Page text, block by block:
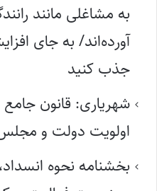
به مشاغلی مانند
آورده‌اند/ به جای
جذب کنید
شهریاری: قانون جامع
اولویت دولت و مجلس
بخشنامه نحوه